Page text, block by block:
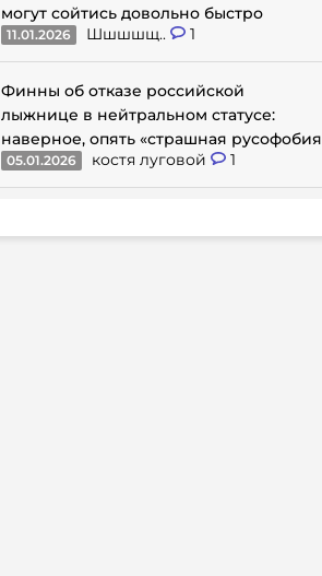
могут сойтись довольно быстро
11.01.2026 Шшшшщ.. 1
Финны об отказе российской
лыжнице в нейтральном статусе:
наверное, опять «страшная русофобия
05.01.2026 костя луговой 1